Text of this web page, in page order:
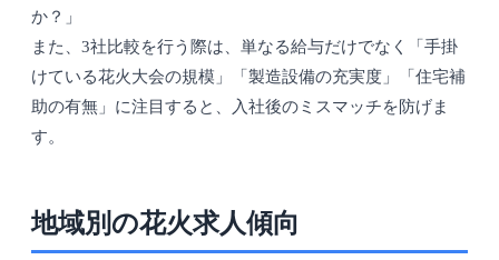
か？」
また、3社比較を行う際は、単なる給与だけでなく「手掛
けている花火大会の規模」「製造設備の充実度」「住宅補
助の有無」に注目すると、入社後のミスマッチを防げま
す。
地域別の花火求人傾向